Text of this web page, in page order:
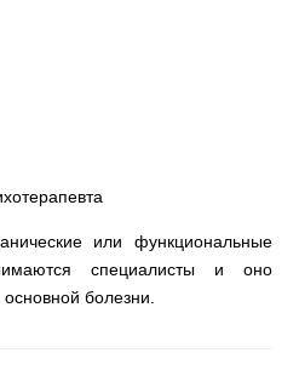
или функциональные
специалисты и оно
болезни.